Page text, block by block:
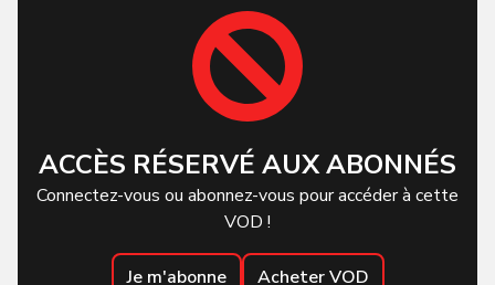
ACCÈS RÉSERVÉ AUX ABONNÉS
Connectez-vous ou abonnez-vous pour accéder à cette
VOD !
Je m'abonne Acheter VOD